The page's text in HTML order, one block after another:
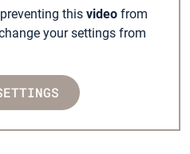
this video from
your settings from